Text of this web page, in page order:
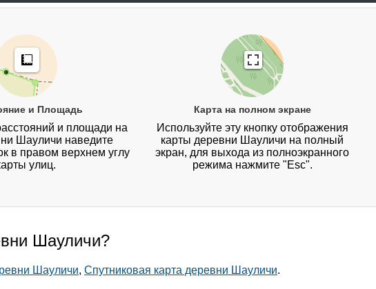
и Площадь
и площади на
Шауличи наведите
в правом верхнем углу
улиц.
Карта на полном экране
Используйте эту кнопку отображения
карты деревни Шауличи на полный
экран, для выхода из полноэкранного
режима нажмите "Esc".
Шауличи?
Шауличи, Спутниковая карта деревни Шауличи.